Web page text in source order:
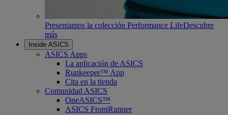
Presentamos la colección Performance LifeDescubre
más
Inside ASICS
ASICS Apps
La aplicación de ASICS
Runkeeper™ App
Cita en la tienda
Comunidad ASICS
OneASICS™
ASICS FrontRunner